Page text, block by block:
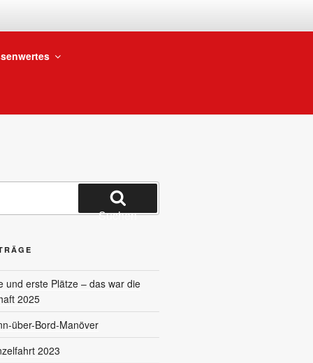
Suchen
und erste Plätze – das war die
2025
über-Bord-Manöver
2023